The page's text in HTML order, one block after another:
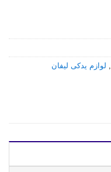
, لوازم یدکی لیفان